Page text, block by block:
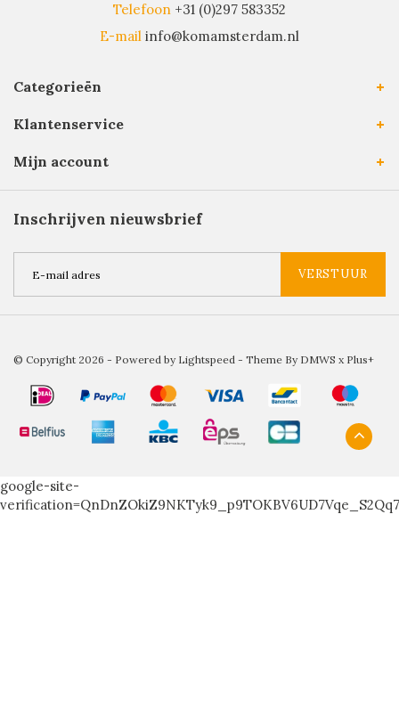
Telefoon +31 (0)297 583352
E-mail info@komamsterdam.nl
Categorieën
Klantenservice
Mijn account
Inschrijven nieuwsbrief
VERSTUUR
© Copyright 2026 - Powered by Lightspeed - Theme By DMWS x Plus+
google-site-